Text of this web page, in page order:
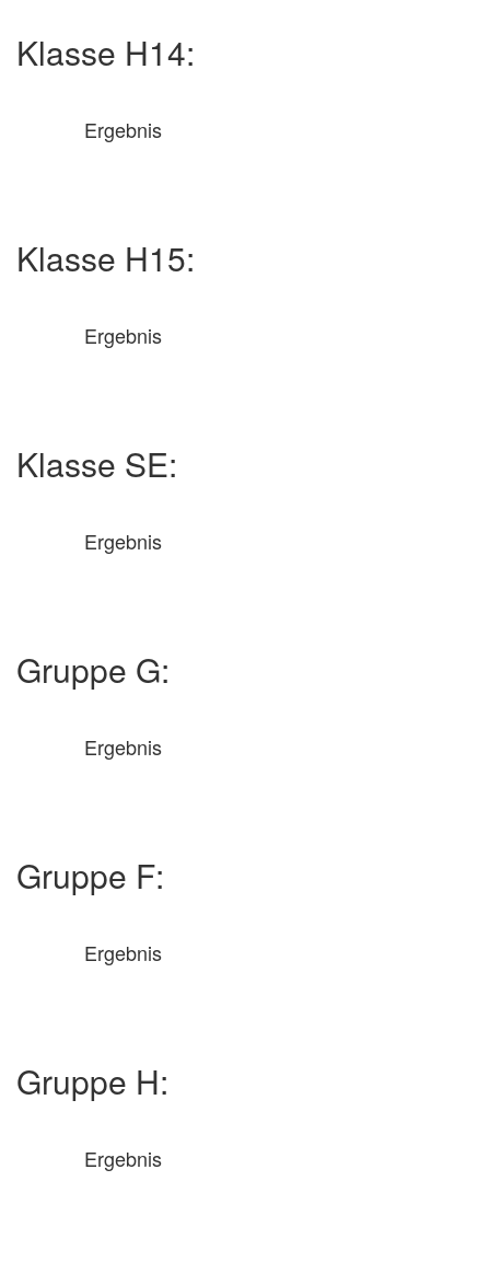
Klasse H14:
Ergebnis
Klasse H15:
Ergebnis
Klasse SE:
Ergebnis
Gruppe G:
Ergebnis
Gruppe F:
Ergebnis
Gruppe H:
Ergebnis